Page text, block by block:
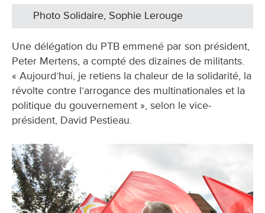
Photo Solidaire, Sophie Lerouge
Une délégation du PTB emmené par son président,
Peter Mertens, a compté des dizaines de militants.
« Aujourd’hui, je retiens la chaleur de la solidarité, la
révolte contre l’arrogance des multinationales et la
politique du gouvernement », selon le vice-
président, David Pestieau.